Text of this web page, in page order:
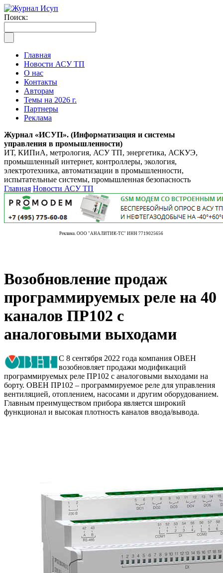
Поиск:
Главная
Новости АСУ ТП
О нас
Контакты
Авторам
Темы на 2026 г.
Партнеры
Реклама
Журнал «ИСУП». (Информатизация и системы
управления в промышленности)
ИТ, КИПиА, метрология, АСУ ТП, энергетика, АСКУЭ,
промышленный интернет, контроллеры, экология,
электротехника, автоматизации в промышленности,
испытательные системы, промышленная безопасность
Главная Новости АСУ ТП
Реклама. ООО "АНАЛИТИК-ТС" ИНН 7719025656
Возобновлениe продаж
программируемых реле на 40
каналов ПР102 с
аналоговыми выходами
С 8 сентября 2022 года компания ОВЕН
возобновляет продажи модификаций
программируемых реле ПР102 с аналоговыми выходами на
борту. ОВЕН ПР102 – программируемое реле для управления
вентиляцией, отоплением, насосами и другим оборудованием.
Главным преимуществом прибора является широкий
функционал и высокая плотность каналов ввода/вывода.